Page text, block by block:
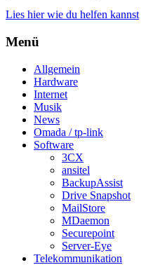
Lies hier wie du helfen kannst
Menü
Allgemein
Hardware
Internet
Musik
News
Omada / tp-link
Software
3CX
ansitel
BackupAssist
Drive Snapshot
MailStore
MDaemon
Securepoint
Server-Eye
Telekommunikation